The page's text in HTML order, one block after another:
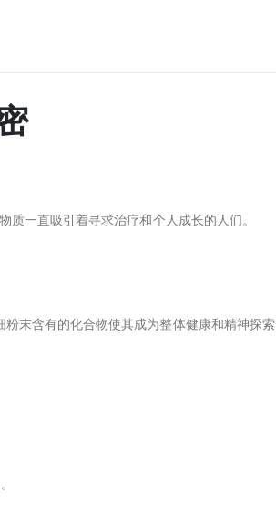
质一直吸引着寻求治疗和个人成长的人们。
粉末含有的化合物使其成为整体健康和精神探索